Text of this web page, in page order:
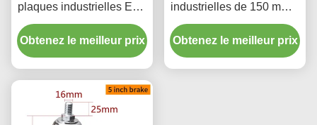
plaques industrielles EDL
150 mm 6 pouces 130 kg
enduit de chrome
Obtenez le meilleur prix
industrielles de 150 mm 6
pouces 130 kg rouleau de
roulement en TPU fileté
Obtenez le meilleur prix